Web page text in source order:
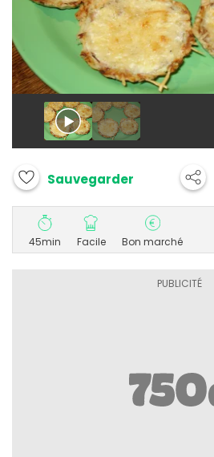
Sauvegarder
45min Facile Bon marché